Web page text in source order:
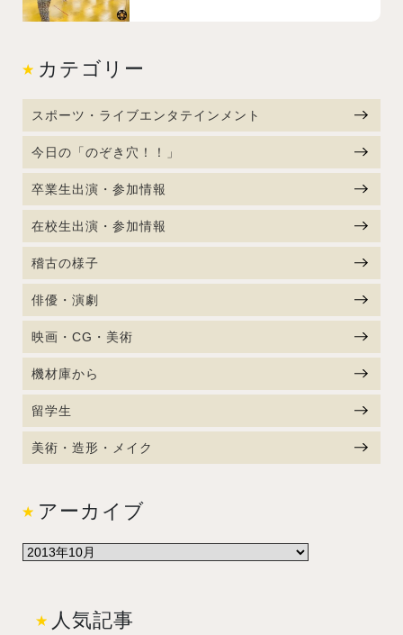
カテゴリー
スポーツ・ライブエンタテインメント
今日の「のぞき穴！！」
卒業生出演・参加情報
在校生出演・参加情報
稽古の様子
俳優・演劇
映画・CG・美術
機材庫から
留学生
美術・造形・メイク
アーカイブ
人気記事